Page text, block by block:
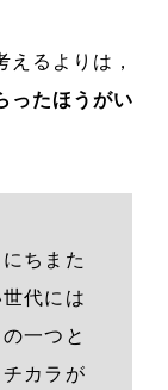
るよりは，
ったほうがい
ちまた
代には
一つと
カラが